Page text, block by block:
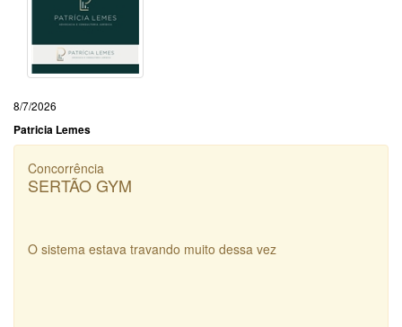
8/7/2026
Patricia Lemes
Concorrência
SERTÃO GYM
O sistema estava travando muito dessa vez